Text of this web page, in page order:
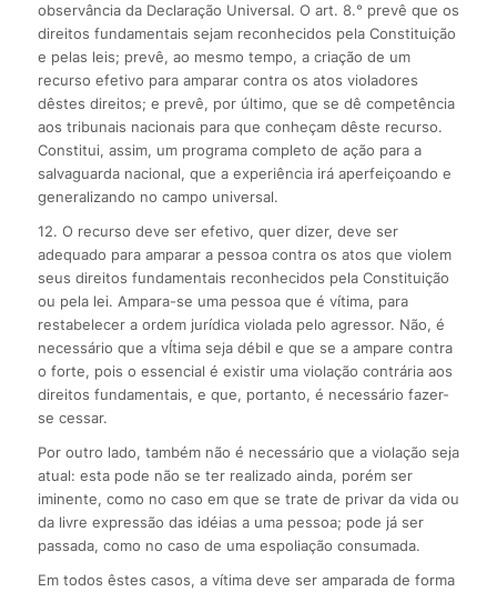
observância da Declaração Universal. O art. 8.° prevê que os
direitos fundamentais sejam reconhecidos pela Constituição
e pelas leis; prevê, ao mesmo tempo, a criação de um
recurso efetivo para amparar contra os atos violadores
dêstes direitos; e prevê, por último, que se dê competência
aos tribunais nacionais para que conheçam dêste recurso.
Constitui, assim, um programa completo de ação para a
salvaguarda nacional, que a experiência irá aperfeiçoando e
generalizando no campo universal.
12. O recurso deve ser efetivo, quer dizer, deve ser
adequado para amparar a pessoa contra os atos que violem
seus direitos fundamentais reconhecidos pela Constituição
ou pela lei. Ampara-se uma pessoa que é vítima, para
restabelecer a ordem jurídica violada pelo agressor. Não, é
necessário que a vÍtima seja débil e que se a ampare contra
o forte, pois o essencial é existir uma violação contrária aos
direitos fundamentais, e que, portanto, é necessário fazer-
se cessar.
Por outro lado, também não é necessário que a violação seja
atual: esta pode não se ter realizado ainda, porém ser
iminente, como no caso em que se trate de privar da vida ou
da livre expressão das idéias a uma pessoa; pode já ser
passada, como no caso de uma espoliação consumada.
Em todos êstes casos, a vítima deve ser amparada de forma